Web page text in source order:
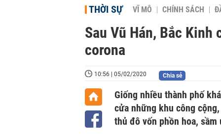
THỜI SỰ VĨ MÔ CHÍNH SÁCH
Sau Vũ Hán, Bắc
corona
10:56 | 05/02/2020 Chia sẻ
Giống nhiều thành phố
cửa những khu công
thủ đô vốn phồn hoa, sầm